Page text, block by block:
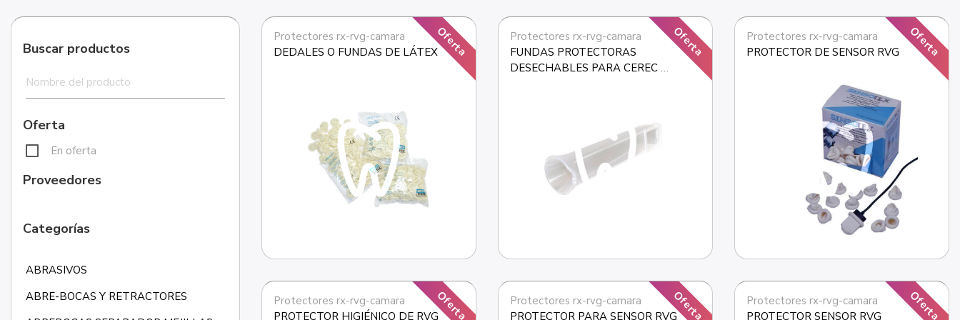
Buscar productos
Oferta
En oferta
Proveedores
Categorías
ABRASIVOS
ABRE-BOCAS Y RETRACTORES
Oferta
Protectores rx-rvg-camara
DEDALES O FUNDAS DE LÁTEX
Oferta
Protectores rx-rvg-camara
FUNDAS PROTECTORAS
DESECHABLES PARA CEREC
Oferta
Protectores rx-rvg-camara
PROTECTOR DE SENSOR RVG
Oferta
Protectores rx-rvg-camara
PROTECTOR HIGIÉNICO DE RVG
Oferta
Protectores rx-rvg-camara
PROTECTOR PARA SENSOR RVG
Oferta
Protectores rx-rvg-camara
PROTECTOR SENSOR RVG